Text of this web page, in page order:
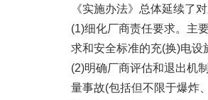
《实施办法》总体延续了
(1)细化厂商责任要求。主
求和安全标准的充(换)电
(2)明确厂商评估和退出机
量事故(包括但不限于爆炸